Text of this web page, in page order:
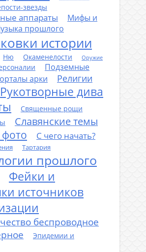
звезды
аппараты
Мифы и
прошлого
истории
Ню Окаменелости
Оружие
Подземные
арки
Религии
Рукотворные дива
Священные рощи
Славянские темы
С чего начать?
Тартария
прошлого
Фейки и
источников
беспроводное
Эпидемии и